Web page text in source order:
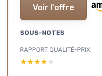
Voir l'offre
SOUS-NOTES
RAPPORT QUALITÉ-PRIX
★★★★★
★★★★★